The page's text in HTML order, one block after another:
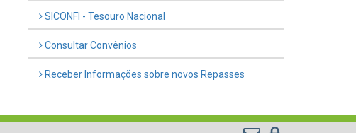
SICONFI - Tesouro Nacional
Consultar Convênios
Receber Informações sobre novos Repasses